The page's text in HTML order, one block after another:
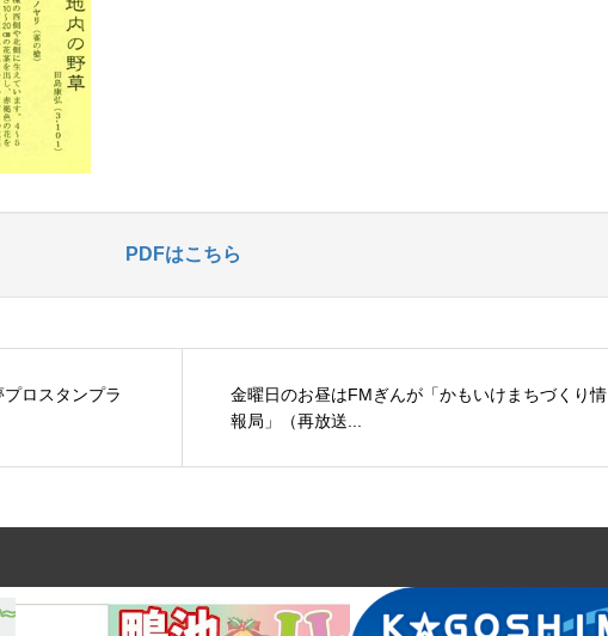
PDFはこちら
ロスタンプラ
金曜日のお昼はFMぎんが「かもいけまちづくり情
報局」（再放送...